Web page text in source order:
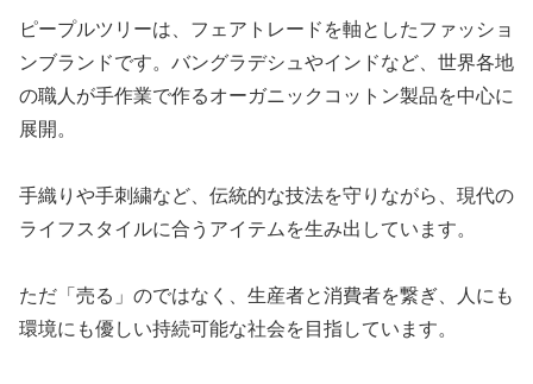
ピープルツリーは、フェアトレードを軸としたファッショ
ンブランドです。バングラデシュやインドなど、世界各地
の職人が手作業で作るオーガニックコットン製品を中心に
展開。
手織りや手刺繍など、伝統的な技法を守りながら、現代の
ライフスタイルに合うアイテムを生み出しています。
ただ「売る」のではなく、生産者と消費者を繋ぎ、人にも
環境にも優しい持続可能な社会を目指しています。